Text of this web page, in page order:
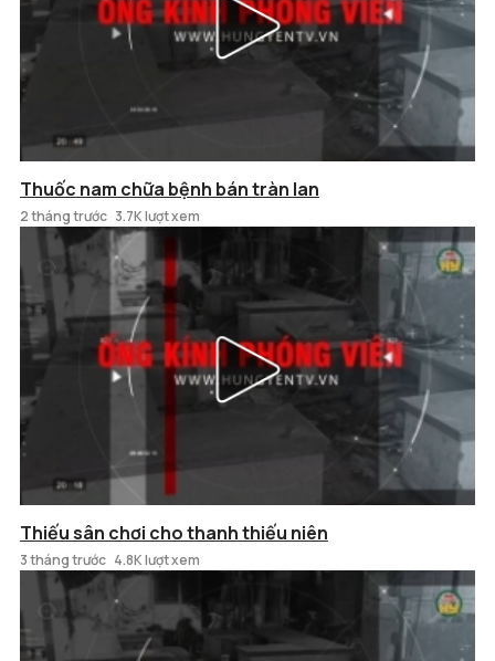
Thuốc nam chữa bệnh bán tràn lan
2 tháng trước 3.7K lượt xem
Thiếu sân chơi cho thanh thiếu niên
3 tháng trước 4.8K lượt xem